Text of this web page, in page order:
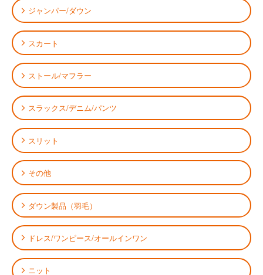
ジャンパー/ダウン
スカート
ストール/マフラー
スラックス/デニム/パンツ
スリット
その他
ダウン製品（羽毛）
ドレス/ワンピース/オールインワン
ニット